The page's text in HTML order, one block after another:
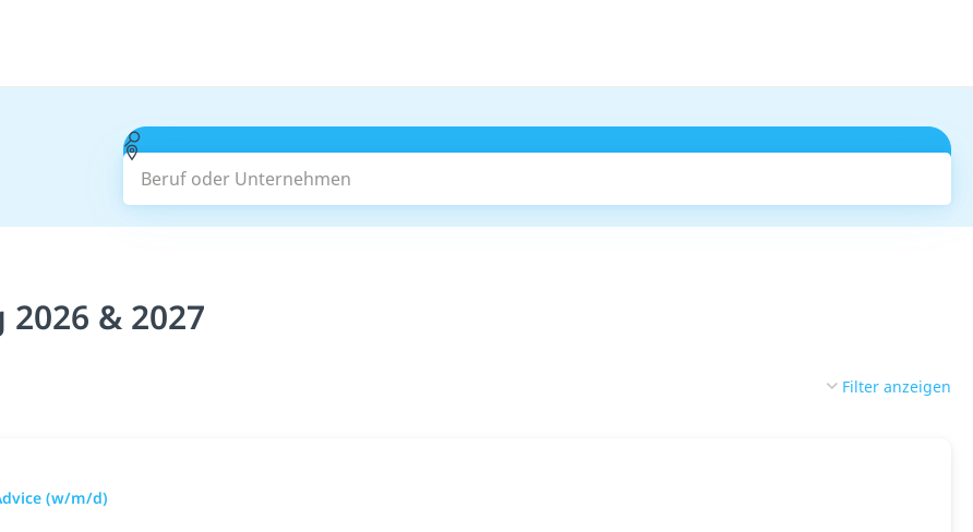
Beruf oder Unternehmen
& 2027
Filter anzeigen
(w/m/d)